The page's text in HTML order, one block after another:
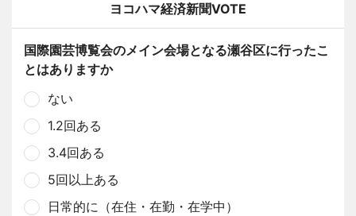
ヨコハマ経済新聞VOTE
国際園芸博覧会のメイン会場となる瀬谷区に行ったこ
とはありますか
ない
1.2回ある
3.4回ある
5回以上ある
日常的に（在住・在勤・在学中）